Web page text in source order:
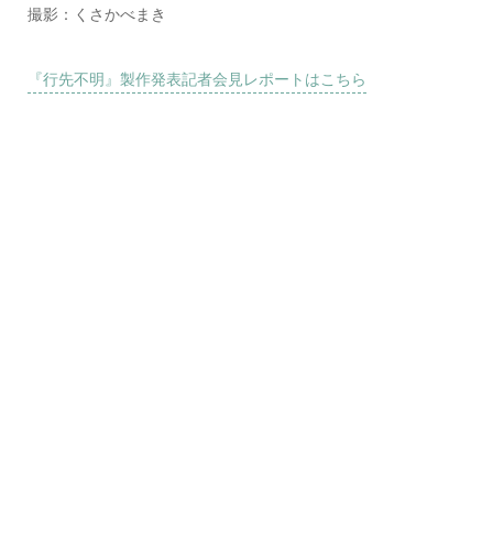
撮影：くさかべまき
『行先不明』製作発表記者会見レポートはこちら